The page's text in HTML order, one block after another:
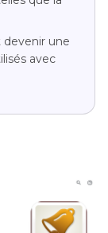
devenir une
avec